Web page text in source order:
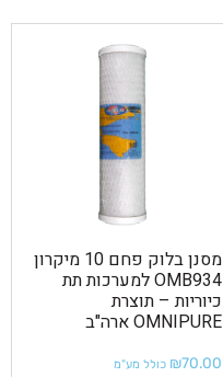
מסנן בלוק פחם 10 מיקרון
OMB934 למערכות תת
כיוריות – תוצרת
OMNIPURE ארה"ב
₪70.00 כולל מע"מ